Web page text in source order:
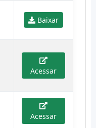
Baixar
Acessar
Acessar